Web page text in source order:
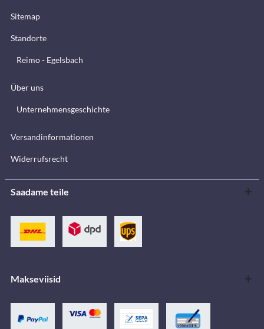
Sitemap
Standorte
Reimo - Egelsbach
Über uns
Unternehmensgeschichte
Versandinformationen
Widerrufsrecht
Saadame teile
Makseviisid